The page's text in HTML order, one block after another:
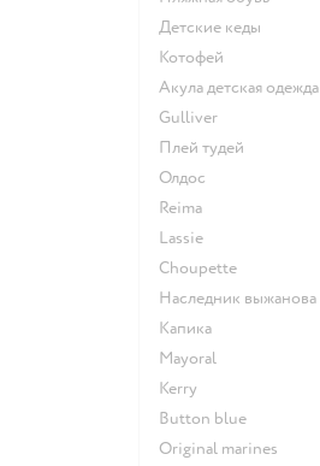
Детские кеды
Котофей
Акула детская одежда
Gulliver
Плей тудей
Олдос
Reima
Lassie
Choupette
Наследник выжанова
Капика
Mayoral
Kerry
Button blue
Original marines